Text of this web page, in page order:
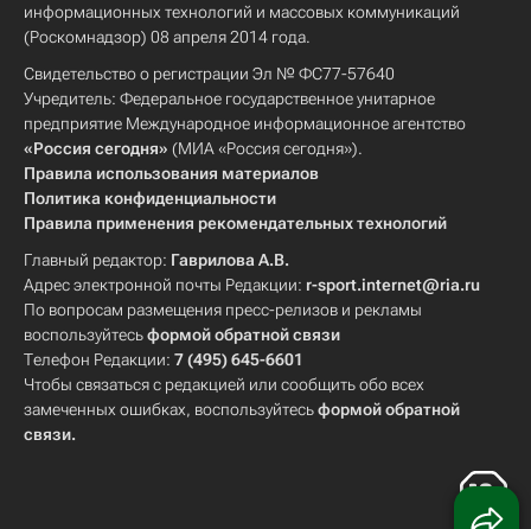
информационных технологий и массовых коммуникаций
(Роскомнадзор) 08 апреля 2014 года.
Свидетельство о регистрации Эл № ФС77-57640
Учредитель: Федеральное государственное унитарное
предприятие Международное информационное агентство
«Россия сегодня» (МИА «Россия сегодня»).
Правила использования материалов
Политика конфиденциальности
Правила применения рекомендательных технологий
Главный редактор: Гаврилова А.В.
Адрес электронной почты Редакции: r-sport.internet@ria.ru
По вопросам размещения пресс-релизов и рекламы
воспользуйтесьформой обратной связи
Телефон Редакции: 7 (495) 645-6601
Чтобы связаться с редакцией или сообщить обо всех
замеченных ошибках, воспользуйтесьформой обратной
связи.